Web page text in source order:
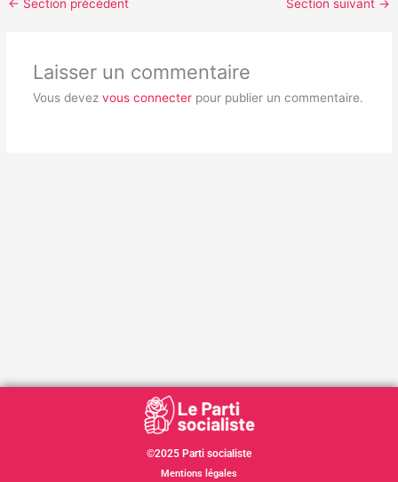
← Section précédent Section suivant →
Laisser un commentaire
Vous devez vous connecterpour publier un commentaire.
©2025 Parti socialiste
Mentions légales